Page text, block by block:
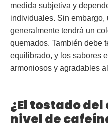
medida subjetiva y
individuales. Sin embargo,
generalmente tendrá un
quemados. También debe
equilibrado, y los sabores
armoniosos y agradables
¿El tostado
nivel de